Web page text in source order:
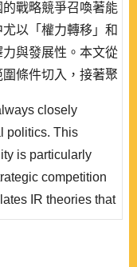
戰略競爭召喚著能
以「權力轉移」和
力與發展性。本文從
條件切入，接著聚
與對理論的挑戰，
理論框架。在這一
強權的策略選擇、
崛起國與..
closely
politics. This
is particularly
competition
IR theories that
reality.